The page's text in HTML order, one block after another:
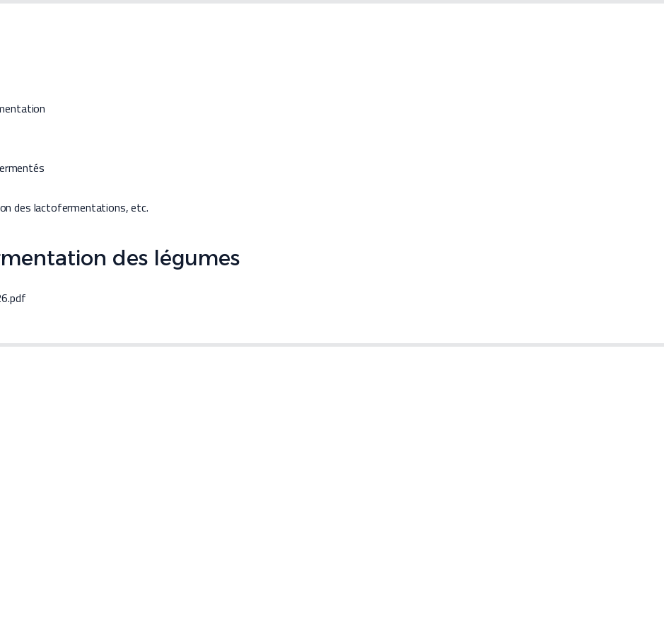
des lactofermentations, etc.
des légumes